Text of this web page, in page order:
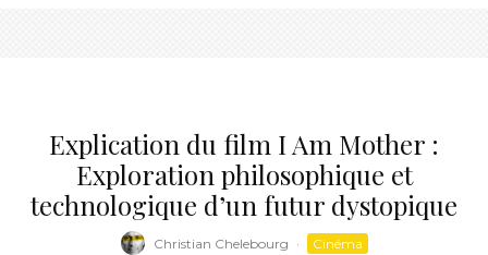
Explication du film I Am Mother :
Exploration philosophique et
technologique d’un futur dystopique
Christian Chelebourg · Cinéma